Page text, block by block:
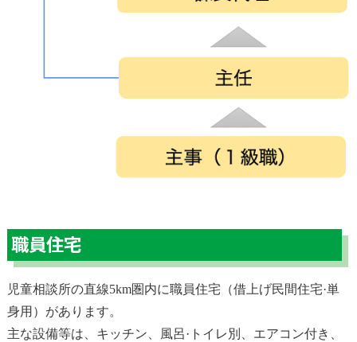
職員住宅
児童相談所の直線5km圏内に職員住宅（借上げ民間住宅·単
身用）があります。
主な設備等は、キッチン、風呂·トイレ別、エアコン付き、